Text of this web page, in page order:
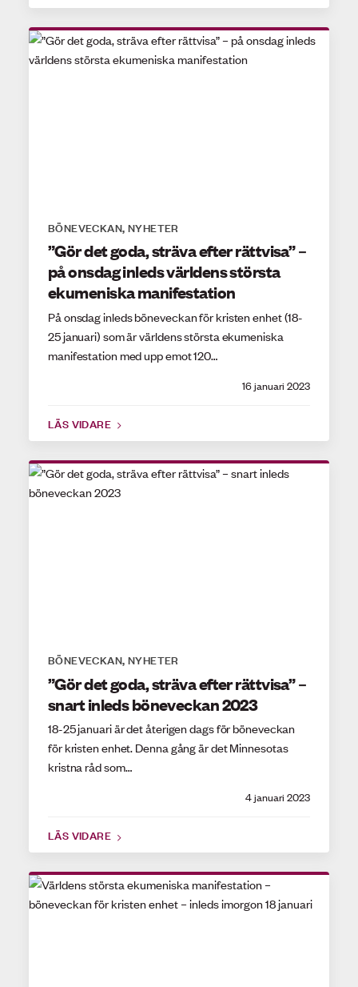
BÖNEVECKAN, NYHETER
”Gör det goda, sträva efter rättvisa” –
på onsdag inleds världens största
ekumeniska manifestation
16 januari 2023
På onsdag inleds böneveckan för kristen enhet (18-
25 januari) som är världens största ekumeniska
manifestation med upp emot 120…
LÄS VIDARE
BÖNEVECKAN, NYHETER
”Gör det goda, sträva efter rättvisa” –
snart inleds böneveckan 2023
4 januari 2023
18-25 januari är det återigen dags för böneveckan
för kristen enhet. Denna gång är det Minnesotas
kristna råd som…
LÄS VIDARE